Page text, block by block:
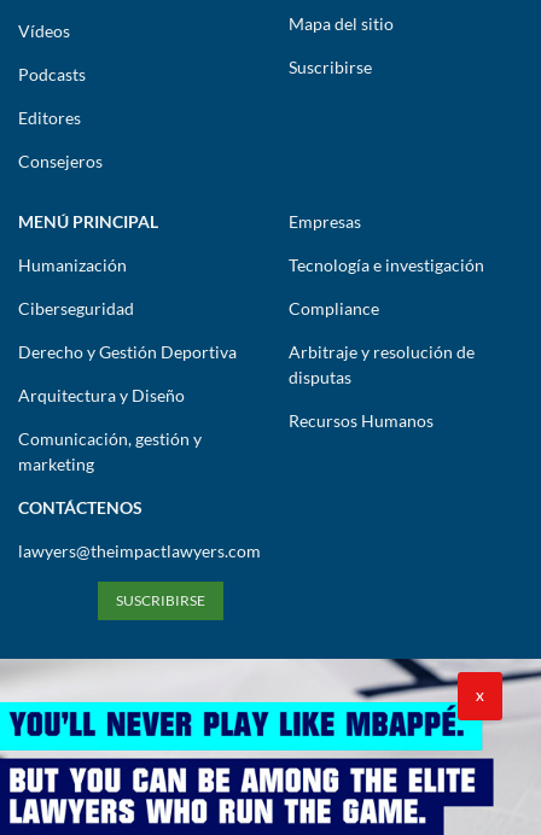
Vídeos
Podcasts
Editores
Consejeros
Mapa del sitio
Suscribirse
MENÚ PRINCIPAL
Humanización
Ciberseguridad
Derecho y Gestión Deportiva
Arquitectura y Diseño
Comunicación, gestión y
marketing
Empresas
Tecnología e investigación
Compliance
Arbitraje y resolución de
disputas
Recursos Humanos
CONTÁCTENOS
lawyers@theimpactlawyers.com
SUSCRIBIRSE
X